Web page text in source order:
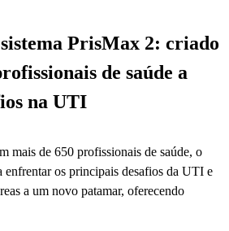
PrisMax 2: criado
de saúde a
na UTI
mais de 650 profissionais de saúde, o
enfrentar os principais desafios da UTI e
a um novo patamar, oferecendo